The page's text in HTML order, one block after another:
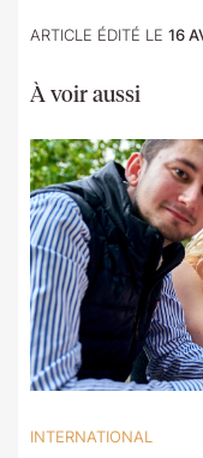
ARTICLE ÉDITÉ LE 16
À voir aussi
INTERNATIONAL